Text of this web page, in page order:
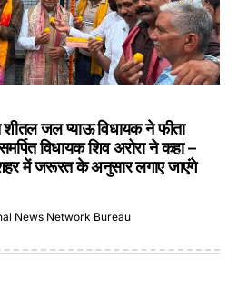
शीतल जल प्याऊ विधायक ने फीता
विधायक शिव अरोरा ने कहा –
में जरूरत के अनुसार लगाए जाएंगे
News Network Bureau